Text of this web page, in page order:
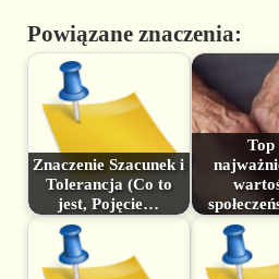
Powiązane znaczenia:
Znaczenie Szacunek i
Tolerancja (Co to
jest, Pojęcie…
Top